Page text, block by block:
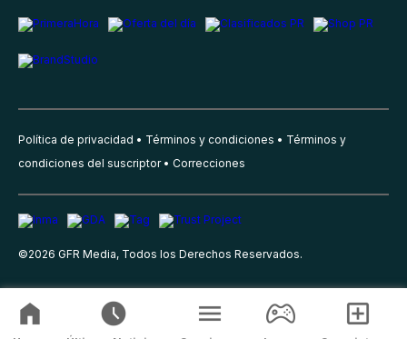
Política de privacidad Términos y condiciones
Términos y
condiciones del suscriptor
Correcciones
©2026 GFR Media, Todos los Derechos Reservados.